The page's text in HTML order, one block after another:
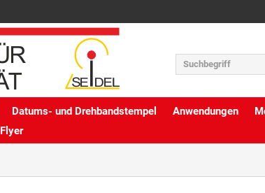
Datums- und Drehbandstempel Anwendungen
Flyer